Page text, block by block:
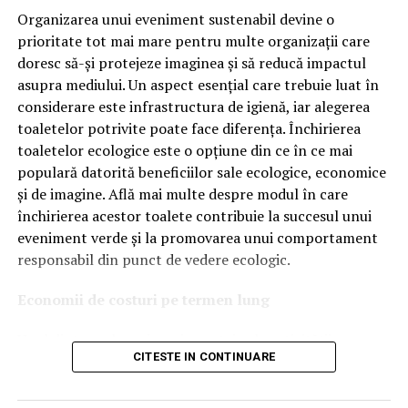
tehnologiile proprii și pentru numărul mare de aprobări
OEM.
Ce înseamnă Ravenol VMP?
DenumireaVMPidentifică o gamă de uleiuri dezvoltate
pentru motoare moderne care necesită performanțe
ridicate și compatibilitate cu numeroase specificații ale
constructorilor auto.
Acest produs este destinat în special motoarelor
moderne pe benzină și diesel, inclusiv celor echipate cu:
catalizatoare moderne;
sisteme Start-Stop.
Organizarea unui eveniment sustenabil devine o
prioritate tot mai mare pentru multe organizații care
doresc să-și protejeze imaginea și să reducă impactul
asupra mediului. Un aspect esențial care trebuie luat în
considerare este infrastructura de igienă, iar alegerea
toaletelor potrivite poate face diferența. Închirierea
toaletelor ecologice este o opțiune din ce în ce mai
populară datorită beneficiilor sale ecologice, economice
și de imagine. Află mai multe despre modul în care
închirierea acestor toalete contribuie la succesul unui
eveniment verde și la promovarea unui comportament
responsabil din punct de vedere ecologic.
Economii de costuri pe termen lung
Unul dintre cele mai mari avantaje ale activității
închiriere toalete ecologiceeste economia de costuri.
CITESTE IN CONTINUARE